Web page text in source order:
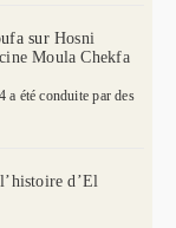
sur Hosni
Moula Chekfa
a été conduite par des
d’El